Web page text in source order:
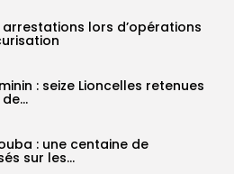
lors d’opérations
: seize Lioncelles retenues
: une centaine de
sur les...